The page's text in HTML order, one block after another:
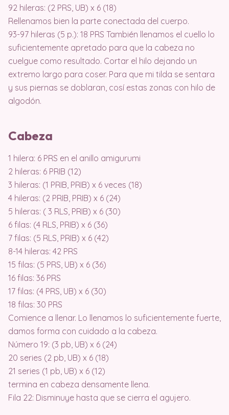
92 hileras: (2 PRS, UB) x 6 (18)
Rellenamos bien la parte conectada del cuerpo.
93-97 hileras (5 p.): 18 PRS También llenamos el cuello lo
suficientemente apretado para que la cabeza no
cuelgue como resultado. Cortar el hilo dejando un
extremo largo para coser. Para que mi tilda se sentara
y sus piernas se doblaran, cosí estas zonas con hilo de
algodón.
Cabeza
1 hilera: 6 PRS en el anillo amigurumi
2 hileras: 6 PRIB (12)
3 hileras: (1 PRIB, PRIB) x 6 veces (18)
4 hileras: (2 PRIB, PRIB) x 6 (24)
5 hileras: ( 3 RLS, PRIB) x 6 (30)
6 filas: (4 RLS, PRIB) x 6 (36)
7 filas: (5 RLS, PRIB) x 6 (42)
8-14 hileras: 42 PRS
15 filas: (5 PRS, UB) x 6 (36)
16 filas: 36 PRS
17 filas: (4 PRS, UB) x 6 (30)
18 filas: 30 PRS
Comience a llenar. Lo llenamos lo suficientemente fuerte,
damos forma con cuidado a la cabeza.
Número 19: (3 pb, UB) x 6 (24)
20 series (2 pb, UB) x 6 (18)
21 series (1 pb, UB) x 6 (12)
termina en cabeza densamente llena.
Fila 22: Disminuye hasta que se cierra el agujero.